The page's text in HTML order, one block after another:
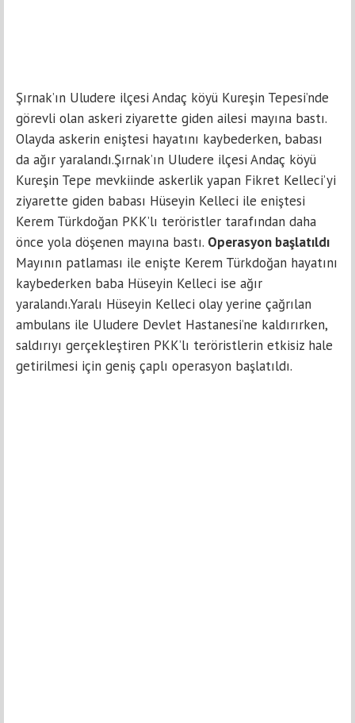
Şırnak’ın Uludere ilçesi Andaç köyü Kureşin Tepesi’nde
görevli olan askeri ziyarette giden ailesi mayına bastı.
Olayda askerin eniştesi hayatını kaybederken, babası
da ağır yaralandı.Şırnak’ın Uludere ilçesi Andaç köyü
Kureşin Tepe mevkiinde askerlik yapan Fikret Kelleci’yi
ziyarette giden babası Hüseyin Kelleci ile eniştesi
Kerem Türkdoğan PKK’lı teröristler tarafından daha
önce yola döşenen mayına bastı. Operasyon başlatıldı
Mayının patlaması ile enişte Kerem Türkdoğan hayatını
kaybederken baba Hüseyin Kelleci ise ağır
yaralandı.Yaralı Hüseyin Kelleci olay yerine çağrılan
ambulans ile Uludere Devlet Hastanesi’ne kaldırırken,
saldırıyı gerçekleştiren PKK’lı teröristlerin etkisiz hale
getirilmesi için geniş çaplı operasyon başlatıldı.